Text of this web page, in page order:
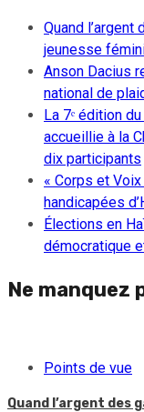
Quand
jeunesse
Anson Dacius
national de
La 7ᵉ édition
accueillie à la
dix participants
« Corps et
handicapées
Élections en
démocratique
Ne manquez
Points de vue
Quand l’argent des